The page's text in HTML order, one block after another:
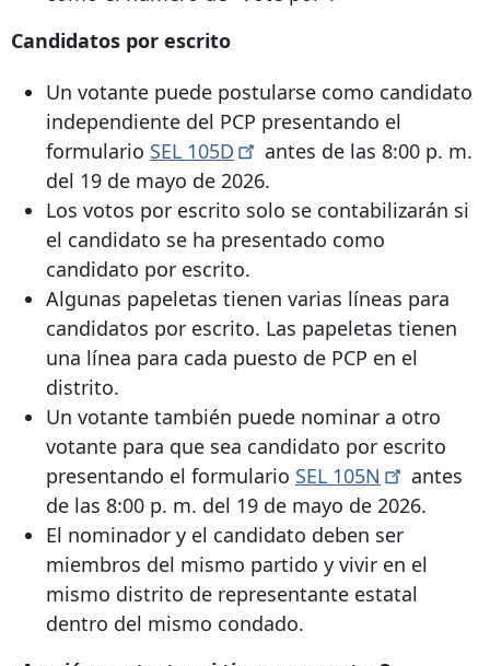
Candidatos por escrito
Un votante puede postularse como candidato
independiente del PCP presentando el
formulario SEL 105D
antes de las 8:00 p. m.
del 19 de mayo de 2026.
Los votos por escrito solo se contabilizarán si
el candidato se ha presentado como
candidato por escrito.
Algunas papeletas tienen varias líneas para
candidatos por escrito. Las papeletas tienen
una línea para cada puesto de PCP en el
distrito.
Un votante también puede nominar a otro
votante para que sea candidato por escrito
presentando el formulario SEL 105N
antes
de las 8:00 p. m. del 19 de mayo de 2026.
El nominador y el candidato deben ser
miembros del mismo partido y vivir en el
mismo distrito de representante estatal
dentro del mismo condado.